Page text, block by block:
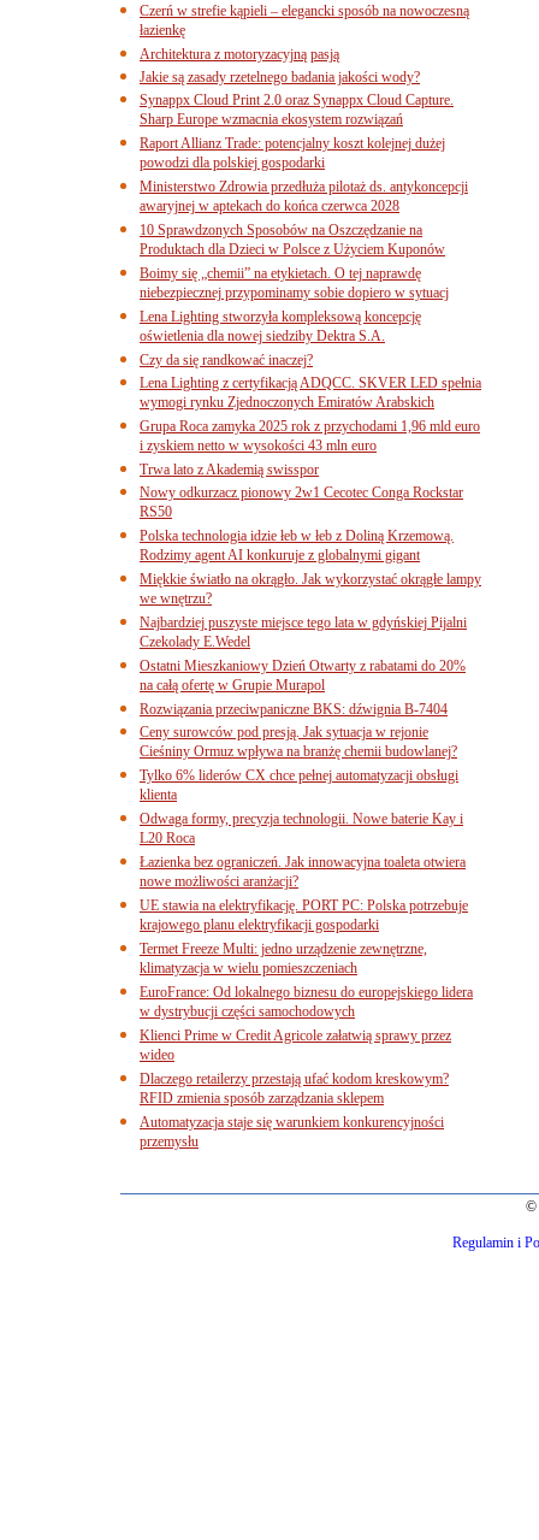
Czerń w strefie kąpieli – elegancki sposób na nowoczesną
łazienkę
Architektura z motoryzacyjną pasją
Jakie są zasady rzetelnego badania jakości wody?
Synappx Cloud Print 2.0 oraz Synappx Cloud Capture.
Sharp Europe wzmacnia ekosystem rozwiązań
Raport Allianz Trade: potencjalny koszt kolejnej dużej
powodzi dla polskiej gospodarki
Ministerstwo Zdrowia przedłuża pilotaż ds. antykoncepcji
awaryjnej w aptekach do końca czerwca 2028
10 Sprawdzonych Sposobów na Oszczędzanie na
Produktach dla Dzieci w Polsce z Użyciem Kuponów
Boimy się „chemii” na etykietach. O tej naprawdę
niebezpiecznej przypominamy sobie dopiero w sytuacj
Lena Lighting stworzyła kompleksową koncepcję
oświetlenia dla nowej siedziby Dektra S.A.
Czy da się randkować inaczej?
Lena Lighting z certyfikacją ADQCC. SKVER LED spełnia
wymogi rynku Zjednoczonych Emiratów Arabskich
Grupa Roca zamyka 2025 rok z przychodami 1,96 mld euro
i zyskiem netto w wysokości 43 mln euro
Trwa lato z Akademią swisspor
Nowy odkurzacz pionowy 2w1 Cecotec Conga Rockstar
RS50
Polska technologia idzie łeb w łeb z Doliną Krzemową.
Rodzimy agent AI konkuruje z globalnymi gigant
Miękkie światło na okrągło. Jak wykorzystać okrągłe lampy
we wnętrzu?
Najbardziej puszyste miejsce tego lata w gdyńskiej Pijalni
Czekolady E.Wedel
Ostatni Mieszkaniowy Dzień Otwarty z rabatami do 20%
na całą ofertę w Grupie Murapol
Rozwiązania przeciwpaniczne BKS: dźwignia B-7404
Ceny surowców pod presją. Jak sytuacja w rejonie
Cieśniny Ormuz wpływa na branżę chemii budowlanej?
Tylko 6% liderów CX chce pełnej automatyzacji obsługi
klienta
Odwaga formy, precyzja technologii. Nowe baterie Kay i
L20 Roca
Łazienka bez ograniczeń. Jak innowacyjna toaleta otwiera
nowe możliwości aranżacji?
UE stawia na elektryfikację. PORT PC: Polska potrzebuje
krajowego planu elektryfikacji gospodarki
Termet Freeze Multi: jedno urządzenie zewnętrzne,
klimatyzacja w wielu pomieszczeniach
EuroFrance: Od lokalnego biznesu do europejskiego lidera
w dystrybucji części samochodowych
Klienci Prime w Credit Agricole załatwią sprawy przez
wideo
Dlaczego retailerzy przestają ufać kodom kreskowym?
RFID zmienia sposób zarządzania sklepem
Automatyzacja staje się warunkiem konkurencyjności
przemysłu
©
Regulamin i